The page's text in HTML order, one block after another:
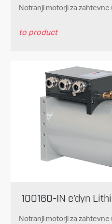
Notranji motorji za zahtevne
to product
100160-IN e’dyn
Notranji motorji za zahtevne